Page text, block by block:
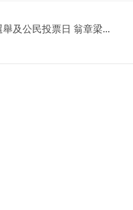
及公民投票日 翁章梁...